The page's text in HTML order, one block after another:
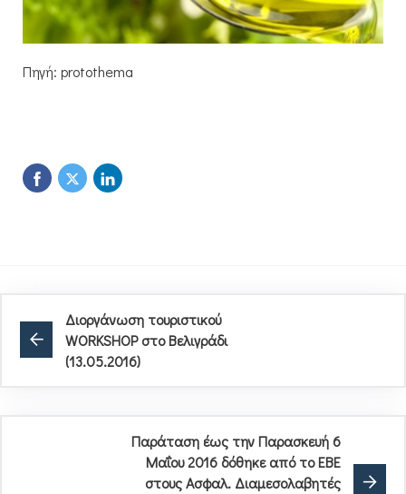
Πηγή: protothema
Διοργάνωση τουριστικού
WORKSHOP στο Βελιγράδι
(13.05.2016)
Παράταση έως την Παρασκευή 6
Μαΐου 2016 δόθηκε από το EBE
στους Ασφαλ. Διαμεσολαβητές